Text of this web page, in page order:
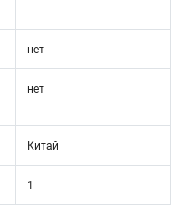
нет
нет
Китай
1